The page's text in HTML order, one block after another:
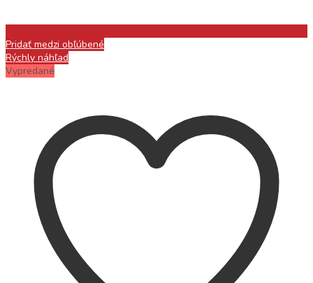
Pridať medzi obľúbené
Rýchly náhľad
Vypredané